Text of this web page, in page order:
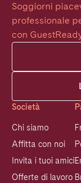
Soggiorni
professionale
con
Società
Chi siamo
Affitta con noi
Invita i tuoi amici
Offerte di lavoro